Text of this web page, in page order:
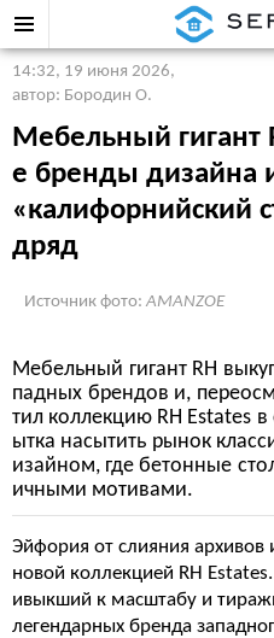
14:32, 19 июня 2026,
автор: Бородин О.
Мебельный гигант
е бренды дизайна
«калифорнийский
дряд
Источник фото: AMANZOE
Мебельный гигант RH
падных брендов и,
тил коллекцию RH Estates
ытка насытить рынок
изайном, где бетонные
ичными мотивами.
Эйфория от слияния
новой коллекцией RH
ивыкший к масштабу и
легендарных бренда